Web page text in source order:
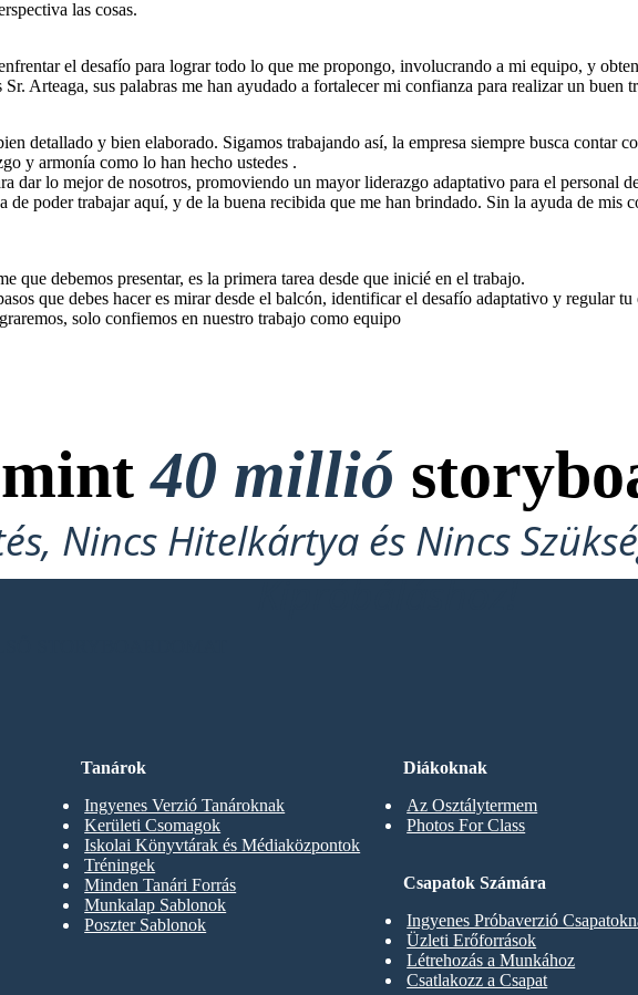
las cosas.
el desafío para lograr todo lo que me propongo, involucrando a mi equipo, y
Arteaga, sus palabras me han ayudado a fortalecer mi confianza para realizar un buen
detallado y bien elaborado. Sigamos trabajando así, la empresa siempre busca contar
y armonía como lo han hecho ustedes .
dar lo mejor de nosotros, promoviendo un mayor liderazgo adaptativo para el personal
de poder trabajar aquí, y de la buena recibida que me han brindado. Sin la ayuda de mis
que debemos presentar, es la primera tarea desde que inicié en el trabajo.
que debes hacer es mirar desde el balcón, identificar el desafío adaptativo y regular
solo confiemos en nuestro trabajo como equipo
40 millió
Nincs Hitelkártya és Nincs
Kipróbáláshoz!
Diákoknak
Az Osztálytermem
Photos For Class
Tanárok
Ingyenes Verzió Tanároknak
Kerületi Csomagok
Iskolai Könyvtárak és Médiaközpontok
Tréningek
Minden Tanári Forrás
Munkalap Sablonok
Poszter Sablonok
Csapatok Számára
Ingyenes Próbaverzió
Üzleti Erőforrások
Létrehozás a Munkához
Csatlakozz a Csapat